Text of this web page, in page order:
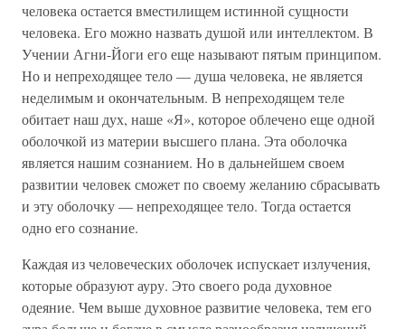
человека остается вместилищем истинной сущности
человека. Его можно назвать душой или интеллектом. В
Учении Агни-Йоги его еще называют пятым принципом.
Но и непреходящее тело — душа человека, не является
неделимым и окончательным. В непреходящем теле
обитает наш дух, наше «Я», которое облечено еще одной
оболочкой из материи высшего плана. Эта оболочка
является нашим сознанием. Но в дальнейшем своем
развитии человек сможет по своему желанию сбрасывать
и эту оболочку — непреходящее тело. Тогда остается
одно его сознание.
Каждая из человеческих оболочек испускает излучения,
которые образуют ауру. Это своего рода духовное
одеяние. Чем выше духовное развитие человека, тем его